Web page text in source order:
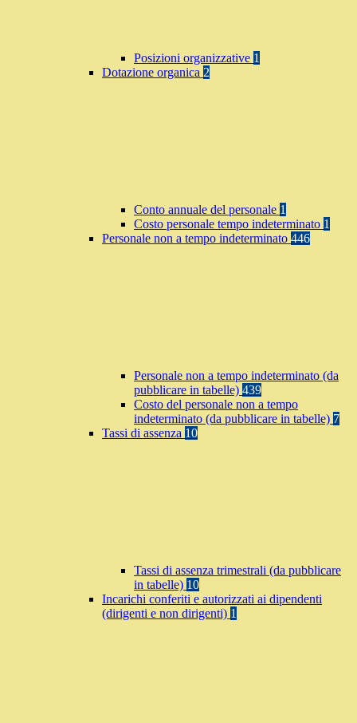
Posizioni organizzative 1
Dotazione organica 2
Conto annuale del personale 1
Costo personale tempo indeterminato 1
Personale non a tempo indeterminato 446
Personale non a tempo indeterminato (da
pubblicare in tabelle) 439
Costo del personale non a tempo
indeterminato (da pubblicare in tabelle) 7
Tassi di assenza 10
Tassi di assenza trimestrali (da pubblicare
in tabelle) 10
Incarichi conferiti e autorizzati ai dipendenti
(dirigenti e non dirigenti) 1